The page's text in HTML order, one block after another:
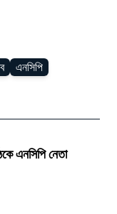
এনসিপি
এনসিপি নেতা